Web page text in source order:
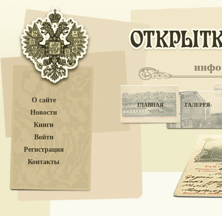
О сайте
Новости
Книги
Войти
Регистрация
Контакты
ГЛАВНАЯ ГАЛЕРЕЯ